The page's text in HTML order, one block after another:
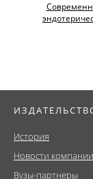
История
Новости компании
Вузы-партнеры